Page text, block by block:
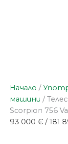
Начало /
машини /
Scorpion 756
93 000 € / 181